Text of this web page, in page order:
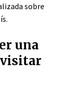
sobre
una